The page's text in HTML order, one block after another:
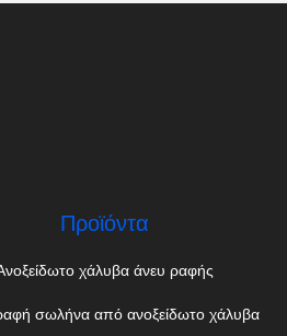
Προϊόντα
χάλυβα άνευ ραφής
σωλήνα από ανοξείδωτο χάλυβα